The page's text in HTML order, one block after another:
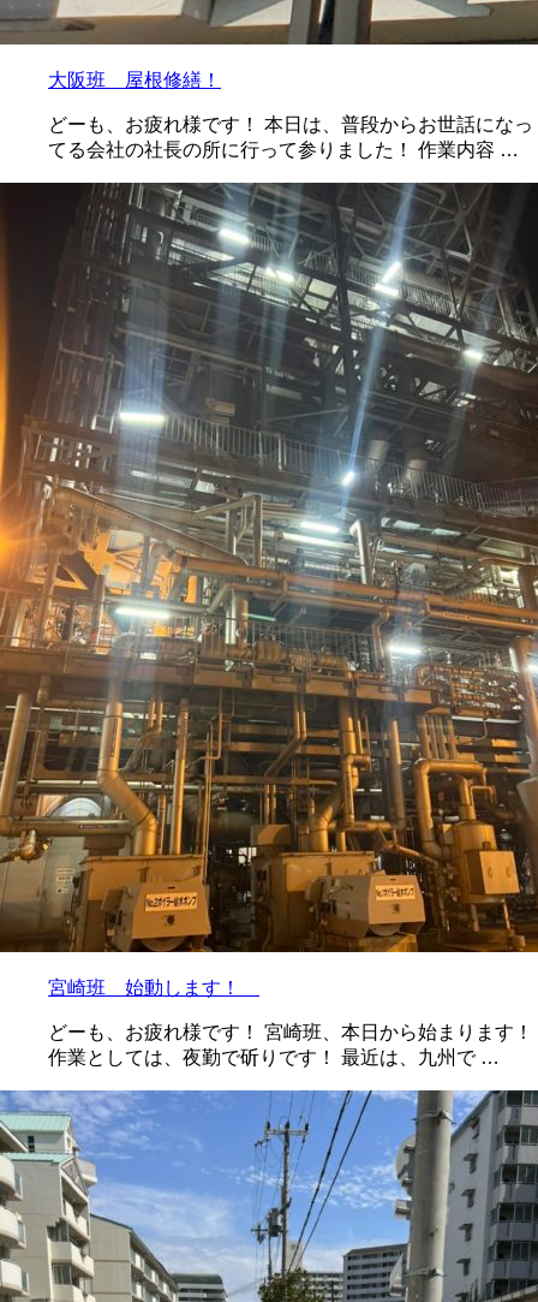
大阪班 屋根修繕！
どーも、お疲れ様です！ 本日は、普段からお世話になっ
てる会社の社長の所に行って参りました！ 作業内容 …
宮崎班 始動します！
どーも、お疲れ様です！ 宮崎班、本日から始まります！
作業としては、夜勤で斫りです！ 最近は、九州で …